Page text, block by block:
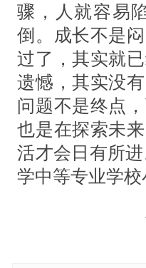
骤，人就容易
倒。成长不是
过了，其实就
遗憾，其实没
问题不是终点
也是在探索未
活才会日有所
学中等专业学校